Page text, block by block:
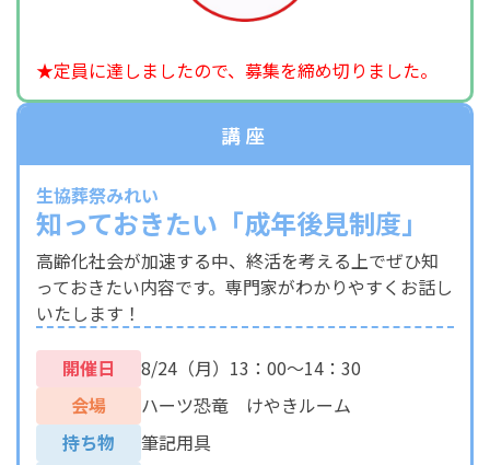
★定員に達しましたので、募集を締め切りました。
講座
生協葬祭みれい
知っておきたい「成年後見制度」
高齢化社会が加速する中、終活を考える上でぜひ知
っておきたい内容です。専門家がわかりやすくお話し
いたします！
開催日
8/24（月）13：00～14：30
会場
ハーツ恐竜 けやきルーム
持ち物
筆記用具